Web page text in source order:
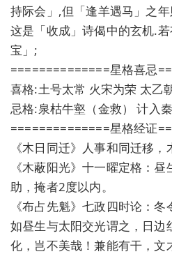
持际会」,但「逢羊遇马」之
这是「收成」诗偈中的玄机.
宝」;
==============星格喜忌
喜格:土号太常 火宋为荣 太乙
忌格:泉枯牛壑（金救） 计入
==============星格经证
《木日同迁》人事和同迁移
《木蔽阳光》十一曜定格：
助，掩者2度以内。
《布占先魁》七政四时论：冬
如昼生与太阳交光谓之，日边
化，岂不美哉！兼能有干，文